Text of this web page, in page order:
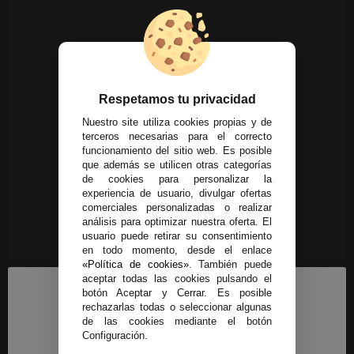
Respetamos tu privacidad
Nuestro site utiliza cookies propias y de
terceros necesarias para el correcto
funcionamiento del sitio web. Es posible
que además se utilicen otras categorías
de cookies para personalizar la
experiencia de usuario, divulgar ofertas
comerciales personalizadas o realizar
análisis para optimizar nuestra oferta. El
usuario puede retirar su consentimiento
en todo momento, desde el enlace
«Política de cookies». También puede
aceptar todas las cookies pulsando el
botón Aceptar y Cerrar. Es posible
rechazarlas todas o seleccionar algunas
de las cookies mediante el botón
Configuración.